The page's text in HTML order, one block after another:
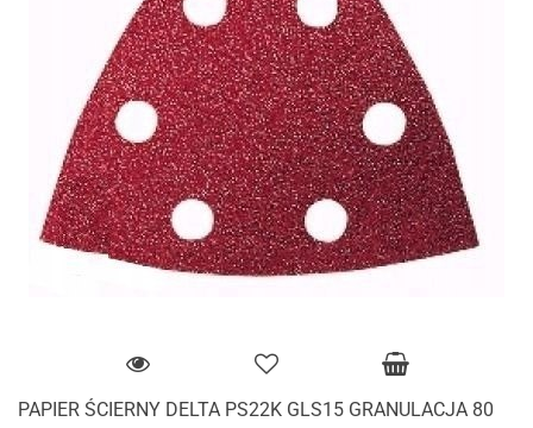
PAPIER ŚCIERNY DELTA PS22K GLS15 GRANULACJA 80